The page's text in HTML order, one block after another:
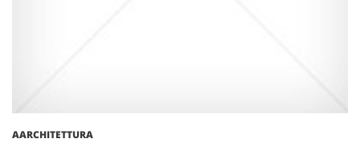
AARCHITETTURA